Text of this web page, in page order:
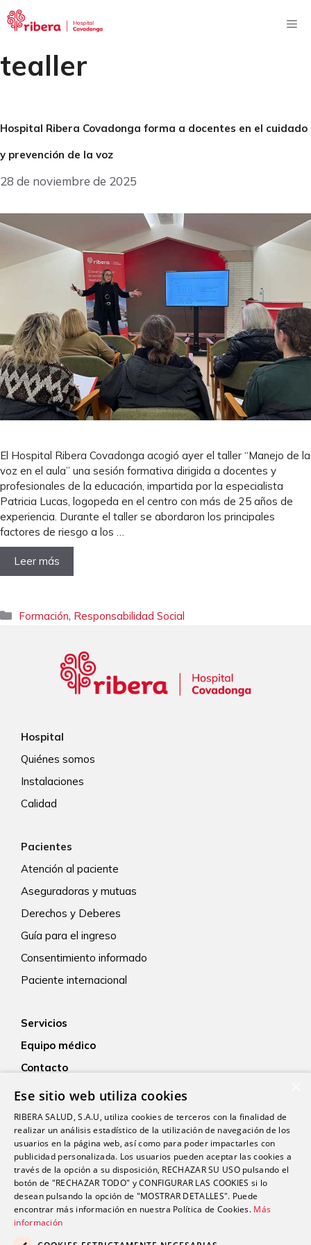
Saltar
al
tealler
Hospital Ribera Covadonga forma a docentes en el cuidado
y prevención de la voz
28 de noviembre de 2025
El Hospital Ribera Covadonga acogió ayer el taller “Manejo de la
voz en el aula” una sesión formativa dirigida a docentes y
profesionales de la educación, impartida por la especialista
Patricia Lucas, logopeda en el centro con más de 25 años de
experiencia. Durante el taller se abordaron los principales
factores de riesgo a los …
Leer más
Categorías
Formación, Responsabilidad Social
Hospital
Quiénes somos
Instalaciones
Calidad
Pacientes
Atención al paciente
Aseguradoras y mutuas
Derechos y Deberes
Guía para el ingreso
Consentimiento informado
Paciente internacional
Servicios
Equipo médico
Contacto
Empleo
Actualidad
Ese sitio web utiliza cookies
RIBERA SALUD, S.A.U, utiliza cookies de terceros con la finalidad de
realizar un análisis estadístico de la utilización de navegación de los
usuarios en la página web, así como para poder impactarles con
publicidad personalizada. Los usuarios pueden aceptar las cookies a
través de la opción a su disposición, RECHAZAR SU USO pulsando el
botón de "RECHAZAR TODO" y CONFIGURAR LAS COOKIES si lo
desean pulsando la opción de "MOSTRAR DETALLES". Puede
encontrar más información en nuestra Política de Cookies. Más
información